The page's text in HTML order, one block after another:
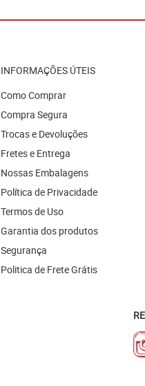
INFORMAÇÕES ÚTEIS
Como Comprar
Compra Segura
Trocas e Devoluções
Fretes e Entrega
Nossas Embalagens
Política de Privacidade
Termos de Uso
Garantia dos produtos
Segurança
Politica de Frete Grátis